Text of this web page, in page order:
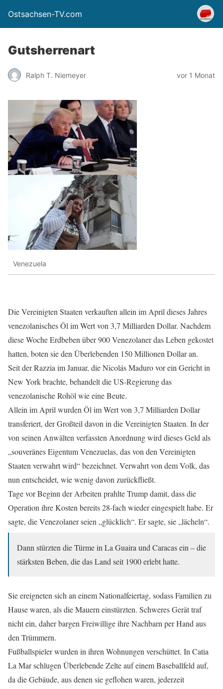
Ostsachsen-TV.com
Gutsherrenart
Ralph T. Niemeyer vor 1 Monat
Venezuela
Die Vereinigten Staaten verkauften allein im April dieses Jahres
venezolanisches Öl im Wert von 3,7 Milliarden Dollar. Nachdem
diese Woche Erdbeben über 900 Venezolaner das Leben gekostet
hatten, boten sie den Überlebenden 150 Millionen Dollar an.
Seit der Razzia im Januar, die Nicolás Maduro vor ein Gericht in
New York brachte, behandelt die US-Regierung das
venezolanische Rohöl wie eine Beute.
Allein im April wurden Öl im Wert von 3,7 Milliarden Dollar
transferiert, der Großteil davon in die Vereinigten Staaten. In der
von seinen Anwälten verfassten Anordnung wird dieses Geld als
„souveränes Eigentum Venezuelas, das von den Vereinigten
Staaten verwahrt wird“ bezeichnet. Verwahrt von dem Volk, das
nun entscheidet, wie wenig davon zurückfließt.
Tage vor Beginn der Arbeiten prahlte Trump damit, dass die
Operation ihre Kosten bereits 28-fach wieder eingespielt habe. Er
sagte, die Venezolaner seien „glücklich“. Er sagte, sie „lächeln“.
Dann stürzten die Türme in La Guaira und Caracas ein – die
stärksten Beben, die das Land seit 1900 erlebt hatte.
Sie ereigneten sich an einem Nationalfeiertag, sodass Familien zu
Hause waren, als die Mauern einstürzten. Schweres Gerät traf
nicht ein, daher bargen Freiwillige ihre Nachbarn per Hand aus
den Trümmern.
Fußballspieler wurden in ihren Wohnungen verschüttet. In Catia
La Mar schlugen Überlebende Zelte auf einem Baseballfeld auf,
da die Gebäude, aus denen sie geflohen waren, jederzeit